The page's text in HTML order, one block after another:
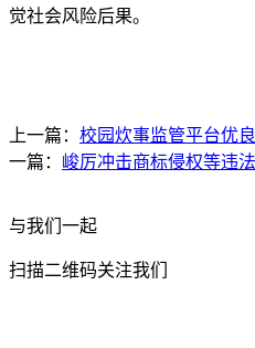
觉社会风险后果。
上一篇： 校园炊事监管平台优
一篇： 峻厉冲击商标侵权等违
与我们一起
扫描二维码关注我们